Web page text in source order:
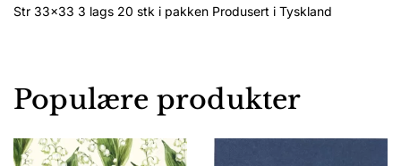
Str 33×33 3 lags 20 stk i pakken Produsert i Tyskland
Populære produkter